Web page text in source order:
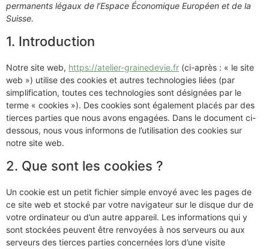
permanents légaux de l’Espace Économique Européen et de la
Suisse.
1. Introduction
Notre site web, https://atelier-grainedevie.fr (ci-après : « le site
web ») utilise des cookies et autres technologies liées (par
simplification, toutes ces technologies sont désignées par le
terme « cookies »). Des cookies sont également placés par des
tierces parties que nous avons engagées. Dans le document ci-
dessous, nous vous informons de l’utilisation des cookies sur
notre site web.
2. Que sont les cookies ?
Un cookie est un petit fichier simple envoyé avec les pages de
ce site web et stocké par votre navigateur sur le disque dur de
votre ordinateur ou d’un autre appareil. Les informations qui y
sont stockées peuvent être renvoyées à nos serveurs ou aux
serveurs des tierces parties concernées lors d’une visite